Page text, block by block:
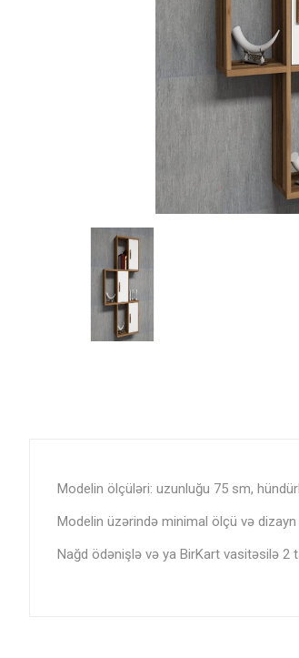
Modelin ölçüləri: uzunluğu 75 sm,
Modelin üzərində minimal ölçü və
Nağd ödənişlə və ya BirKart vasitəsilə 2